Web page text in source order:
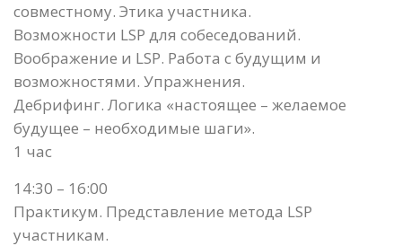
совместному. Этика участника.
Возможности LSP для собеседований.
Воображение и LSP. Работа с будущим и
возможностями. Упражнения.
Дебрифинг. Логика «настоящее – желаемое
будущее – необходимые шаги».
1 час
14:30 – 16:00
Практикум. Представление метода LSP
участникам.